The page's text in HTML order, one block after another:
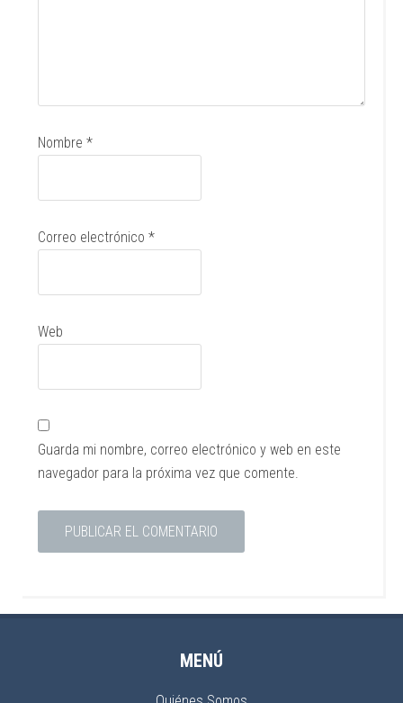
Nombre*
Correo electrónico*
Web
Guarda mi nombre, correo electrónico y web en este
navegador para la próxima vez que comente.
MENÚ